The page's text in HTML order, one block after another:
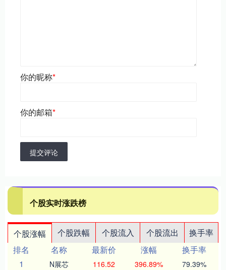
你的昵称*
你的邮箱*
提交评论
个股实时涨跌榜
个股涨幅 个股跌幅 个股流入 个股流出
换手率
排名
名称 最新价 涨幅
换手率
1
N展芯 116.52 396.89% 79.39%